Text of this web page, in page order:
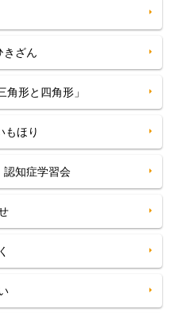
ざん
形と四角形」
もほり
知症学習会